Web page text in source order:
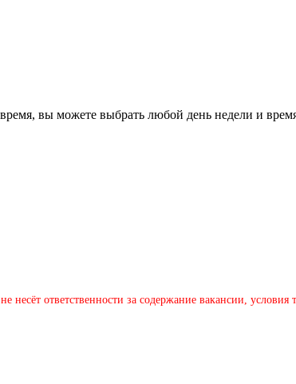
вы можете выбрать любой день недели и
несёт ответственности за содержание вакансии,